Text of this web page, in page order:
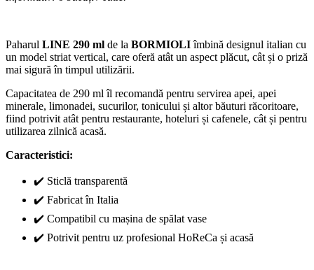
Paharul LINE 290 ml de la BORMIOLIîmbină designul italian cu
un model striat vertical, care oferă atât un aspect plăcut, cât și o priză
mai sigură în timpul utilizării.
Capacitatea de 290 ml îl recomandă pentru servirea apei, apei
minerale, limonadei, sucurilor, tonicului și altor băuturi răcoritoare,
fiind potrivit atât pentru restaurante, hoteluri și cafenele, cât și pentru
utilizarea zilnică acasă.
Caracteristici:
✔️ Sticlă transparentă
✔️ Fabricat în Italia
✔️ Compatibil cu mașina de spălat vase
✔️ Potrivit pentru uz profesional HoReCa și acasă